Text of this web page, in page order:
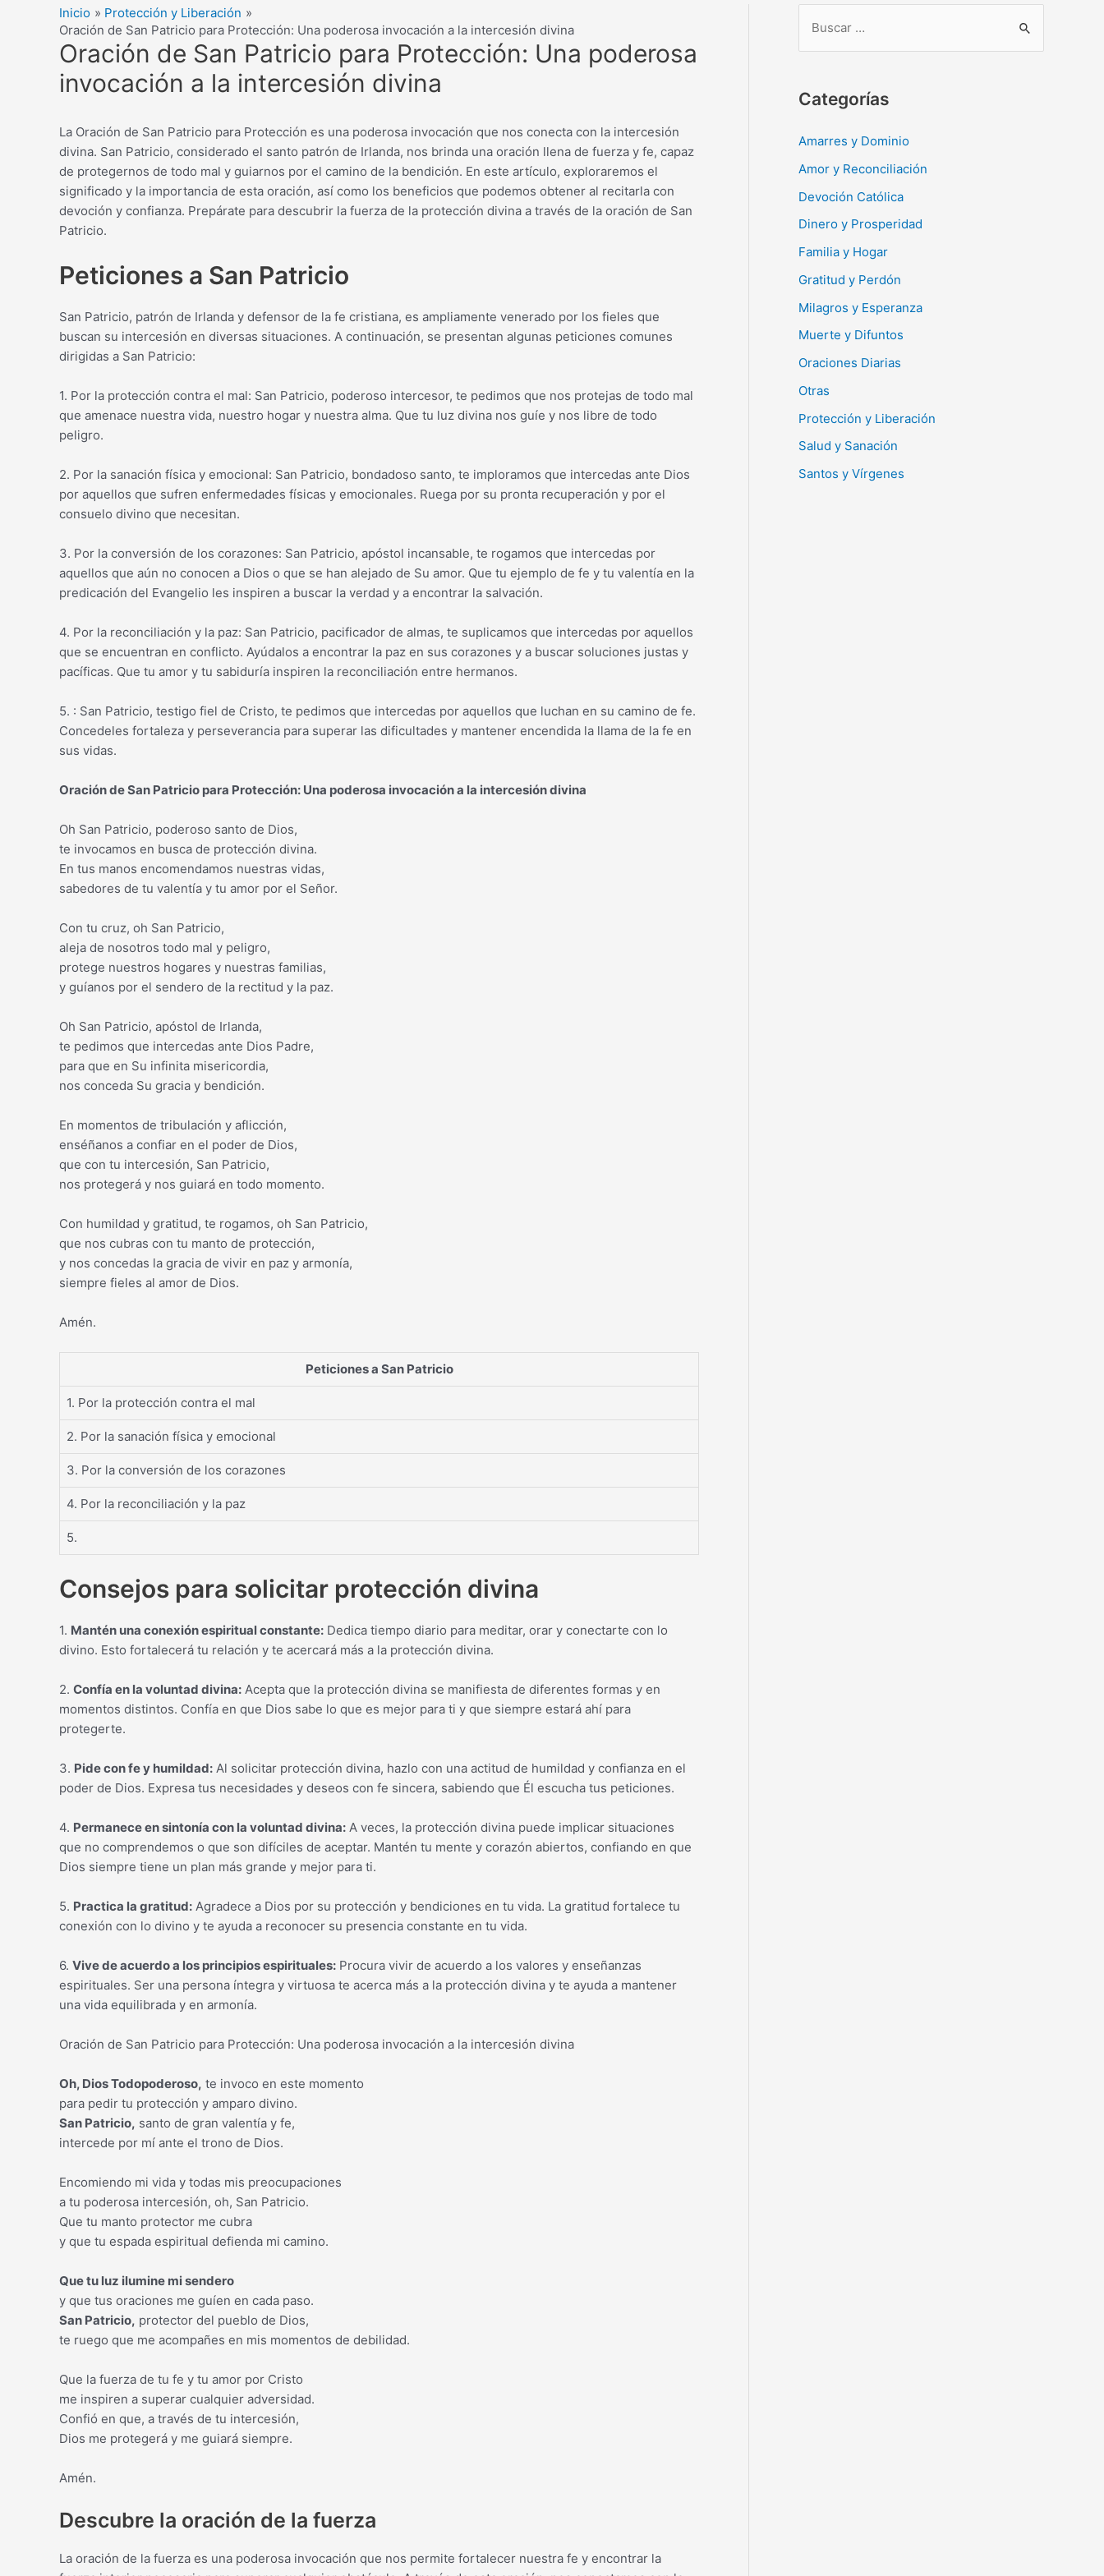
Inicio
Protección y Liberación
Oración de San Patricio para Protección: Una poderosa invocación a la intercesión divina
Oración de San Patricio para Protección: Una poderosa
invocación a la intercesión divina
La Oración de San Patricio para Protección es una poderosa invocación que nos conecta con la intercesión
divina. San Patricio, considerado el santo patrón de Irlanda, nos brinda una oración llena de fuerza y fe, capaz
de protegernos de todo mal y guiarnos por el camino de la bendición. En este artículo, exploraremos el
significado y la importancia de esta oración, así como los beneficios que podemos obtener al recitarla con
devoción y confianza. Prepárate para descubrir la fuerza de la protección divina a través de la oración de San
Patricio.
Peticiones a San Patricio
San Patricio, patrón de Irlanda y defensor de la fe cristiana, es ampliamente venerado por los fieles que
buscan su intercesión en diversas situaciones. A continuación, se presentan algunas peticiones comunes
dirigidas a San Patricio:
1. Por la protección contra el mal: San Patricio, poderoso intercesor, te pedimos que nos protejas de todo mal
que amenace nuestra vida, nuestro hogar y nuestra alma. Que tu luz divina nos guíe y nos libre de todo
peligro.
2. Por la sanación física y emocional: San Patricio, bondadoso santo, te imploramos que intercedas ante Dios
por aquellos que sufren enfermedades físicas y emocionales. Ruega por su pronta recuperación y por el
consuelo divino que necesitan.
3. Por la conversión de los corazones: San Patricio, apóstol incansable, te rogamos que intercedas por
aquellos que aún no conocen a Dios o que se han alejado de Su amor. Que tu ejemplo de fe y tu valentía en la
predicación del Evangelio les inspiren a buscar la verdad y a encontrar la salvación.
4. Por la reconciliación y la paz: San Patricio, pacificador de almas, te suplicamos que intercedas por aquellos
que se encuentran en conflicto. Ayúdalos a encontrar la paz en sus corazones y a buscar soluciones justas y
pacíficas. Que tu amor y tu sabiduría inspiren la reconciliación entre hermanos.
5. : San Patricio, testigo fiel de Cristo, te pedimos que intercedas por aquellos que luchan en su camino de fe.
Concedeles fortaleza y perseverancia para superar las dificultades y mantener encendida la llama de la fe en
sus vidas.
Oración de San Patricio para Protección: Una poderosa invocación a la intercesión divina
Oh San Patricio, poderoso santo de Dios,
te invocamos en busca de protección divina.
En tus manos encomendamos nuestras vidas,
sabedores de tu valentía y tu amor por el Señor.
Con tu cruz, oh San Patricio,
aleja de nosotros todo mal y peligro,
protege nuestros hogares y nuestras familias,
y guíanos por el sendero de la rectitud y la paz.
Oh San Patricio, apóstol de Irlanda,
te pedimos que intercedas ante Dios Padre,
para que en Su infinita misericordia,
nos conceda Su gracia y bendición.
En momentos de tribulación y aflicción,
enséñanos a confiar en el poder de Dios,
que con tu intercesión, San Patricio,
nos protegerá y nos guiará en todo momento.
Con humildad y gratitud, te rogamos, oh San Patricio,
que nos cubras con tu manto de protección,
y nos concedas la gracia de vivir en paz y armonía,
siempre fieles al amor de Dios.
Amén.
Peticiones a San Patricio
1. Por la protección contra el mal
2. Por la sanación física y emocional
3. Por la conversión de los corazones
4. Por la reconciliación y la paz
5.
Consejos para solicitar protección divina
1. Mantén una conexión espiritual constante: Dedica tiempo diario para meditar, orar y conectarte con lo
divino. Esto fortalecerá tu relación y te acercará más a la protección divina.
2. Confía en la voluntad divina: Acepta que la protección divina se manifiesta de diferentes formas y en
momentos distintos. Confía en que Dios sabe lo que es mejor para ti y que siempre estará ahí para
protegerte.
3. Pide con fe y humildad: Al solicitar protección divina, hazlo con una actitud de humildad y confianza en el
poder de Dios. Expresa tus necesidades y deseos con fe sincera, sabiendo que Él escucha tus peticiones.
4. Permanece en sintonía con la voluntad divina: A veces, la protección divina puede implicar situaciones
que no comprendemos o que son difíciles de aceptar. Mantén tu mente y corazón abiertos, confiando en que
Dios siempre tiene un plan más grande y mejor para ti.
5. Practica la gratitud: Agradece a Dios por su protección y bendiciones en tu vida. La gratitud fortalece tu
conexión con lo divino y te ayuda a reconocer su presencia constante en tu vida.
6. Vive de acuerdo a los principios espirituales: Procura vivir de acuerdo a los valores y enseñanzas
espirituales. Ser una persona íntegra y virtuosa te acerca más a la protección divina y te ayuda a mantener
una vida equilibrada y en armonía.
Oración de San Patricio para Protección: Una poderosa invocación a la intercesión divina
Oh, Dios Todopoderoso, te invoco en este momento
para pedir tu protección y amparo divino.
San Patricio, santo de gran valentía y fe,
intercede por mí ante el trono de Dios.
Encomiendo mi vida y todas mis preocupaciones
a tu poderosa intercesión, oh, San Patricio.
Que tu manto protector me cubra
y que tu espada espiritual defienda mi camino.
Que tu luz ilumine mi sendero
y que tus oraciones me guíen en cada paso.
San Patricio, protector del pueblo de Dios,
te ruego que me acompañes en mis momentos de debilidad.
Que la fuerza de tu fe y tu amor por Cristo
me inspiren a superar cualquier adversidad.
Confió en que, a través de tu intercesión,
Dios me protegerá y me guiará siempre.
Amén.
Descubre la oración de la fuerza
La oración de la fuerza es una poderosa invocación que nos permite fortalecer nuestra fe y encontrar la
c
r
Categorías
Amarres y Dominio
Amor y Reconciliación
Devoción Católica
Dinero y Prosperidad
Familia y Hogar
Gratitud y Perdón
Milagros y Esperanza
Muerte y Difuntos
Oraciones Diarias
Otras
Protección y Liberación
Salud y Sanación
Santos y Vírgenes